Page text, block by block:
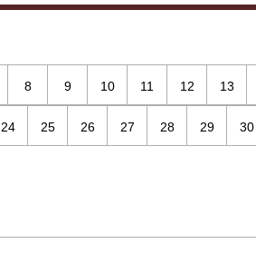
8 9 10 11 12 13
24 25 26 27 28 29 30